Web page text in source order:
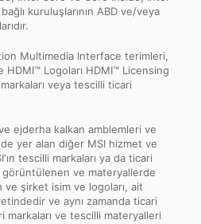
kuruluşlarının ABD ve/veya
Multimedia Interface terimleri,
Logoları HDMI™ Licensing
veya tescilli ticari
ejderha kalkan amblemleri ve
yer alan diğer MSI hizmet ve
tescilli markaları ya da ticari
görüntülenen ve materyallerde
ve şirket isim ve logoları, ait
ve aynı zamanda ticari
markaları ve tescilli materyalleri